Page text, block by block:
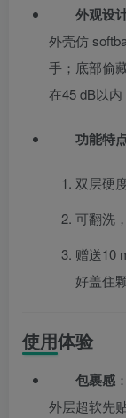
外观设
外壳仿
手；底部偷
在45 dB以内
功能特
双层硬
可翻洗
赠送10
好盖住
使用体验
包裹感 ：
外层超软先